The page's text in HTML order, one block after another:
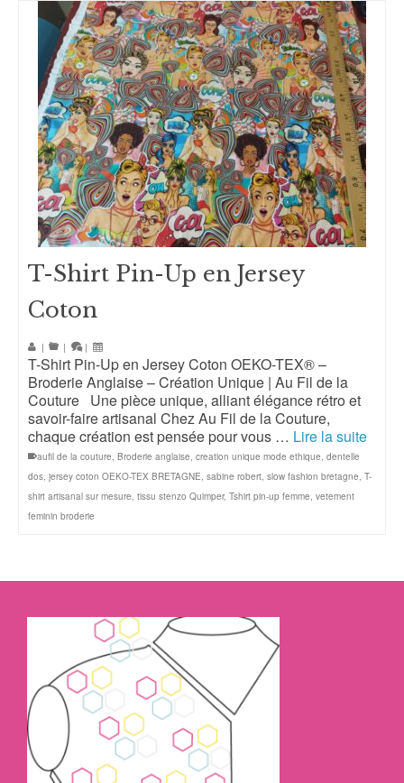
T-Shirt Pin-Up en Jersey
Coton
| | |
T-Shirt Pin-Up en Jersey Coton OEKO-TEX® –
Broderie Anglaise – Création Unique | Au Fil de la
Couture Une pièce unique, alliant élégance rétro et
savoir-faire artisanal Chez Au Fil de la Couture,
chaque création est pensée pour vous … Lire la suite
aufil de la couture, Broderie anglaise, creation unique mode ethique, dentelle
dos, jersey coton OEKO-TEX BRETAGNE, sabine robert, slow fashion bretagne, T-
shirt artisanal sur mesure, tissu stenzo Quimper, Tshirt pin-up femme, vetement
feminin broderie